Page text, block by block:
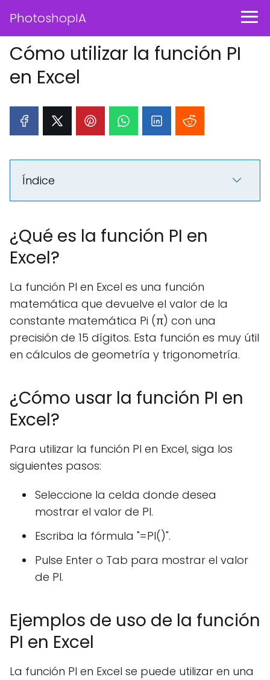
PhotoshopIA
Cómo utilizar la función PI
en Excel
Índice
¿Qué es la función PI en
Excel?
La función PI en Excel es una función
matemática que devuelve el valor de la
constante matemática Pi (π) con una
precisión de 15 dígitos. Esta función es muy útil
en cálculos de geometría y trigonometría.
¿Cómo usar la función PI en
Excel?
Para utilizar la función PI en Excel, siga los
siguientes pasos:
Seleccione la celda donde desea
mostrar el valor de PI.
Escriba la fórmula "=PI()".
Pulse Enter o Tab para mostrar el valor
de PI.
Ejemplos de uso de la función
PI en Excel
La función PI en Excel se puede utilizar en una